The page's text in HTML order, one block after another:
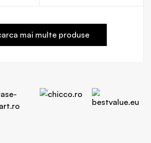
mai multe produse